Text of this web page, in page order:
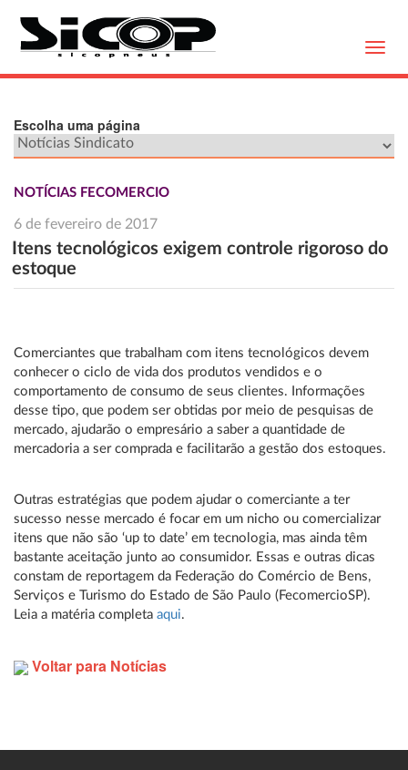
Escolha uma página
NOTÍCIAS FECOMERCIO
6 de fevereiro de 2017
Itens tecnológicos exigem controle rigoroso do
estoque
Comerciantes que trabalham com itens tecnológicos devem
conhecer o ciclo de vida dos produtos vendidos e o
comportamento de consumo de seus clientes. Informações
desse tipo, que podem ser obtidas por meio de pesquisas de
mercado, ajudarão o empresário a saber a quantidade de
mercadoria a ser comprada e facilitarão a gestão dos estoques.
Outras estratégias que podem ajudar o comerciante a ter
sucesso nesse mercado é focar em um nicho ou comercializar
itens que não são ‘up to date’ em tecnologia, mas ainda têm
bastante aceitação junto ao consumidor. Essas e outras dicas
constam de reportagem da Federação do Comércio de Bens,
Serviços e Turismo do Estado de São Paulo (FecomercioSP).
Leia a matéria completa aqui.
Voltar para Notícias